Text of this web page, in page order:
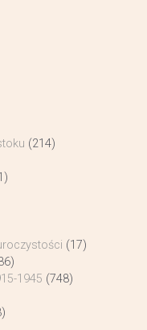
(214)
(17)
1945 (748)